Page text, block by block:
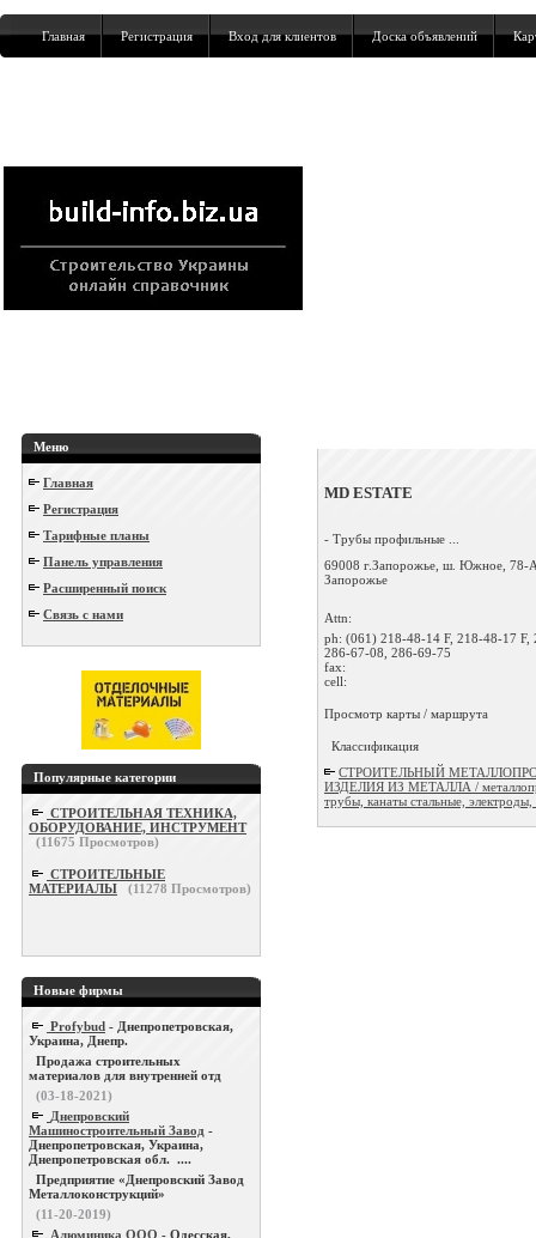
Главная Регистрация Вход для клиентов Доска объявлений
Меню
Главная
Регистрация
Тарифные планы
Панель управления
Расширенный поиск
Связь с нами
Популярные категории
СТРОИТЕЛЬНАЯ ТЕХНИКА,
ОБОРУДОВАНИЕ, ИНСТРУМЕНТ
(11675 Просмотров)
СТРОИТЕЛЬНЫЕ
МАТЕРИАЛЫ
(11278 Просмотров)
Новые фирмы
Profybud - Днепропетровская,
Украина, Днепр.
Продажа строительных
материалов для внутренней отд
(03-18-2021)
Днепровский
Машиностроительный Завод -
Днепропетровская, Украина,
Днепропетровская обл. ....
Предприятие «Днепровский Завод
Металлоконструкций»
(11-20-2019)
Алюминика ООО - Одесская,
MD ESTATE
- Трубы профильные ...
69008 г.Запорожье, ш. Южное, 78-
Запорожье
Attn:
ph: (061) 218-48-14 F, 218-48-17 F,
286-67-08, 286-69-75
fax:
cell:
Просмотр карты / маршрута
Классификация
СТРОИТЕЛЬНЫЙ
ИЗДЕЛИЯ ИЗ МЕТАЛЛА /
трубы, канаты стальные, электроды,